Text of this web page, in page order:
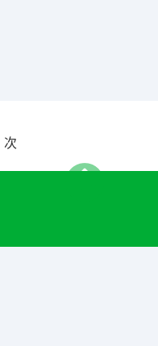
次